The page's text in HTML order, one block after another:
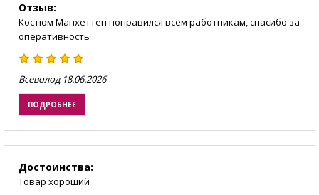
Отзыв:
Костюм Манхеттен понравился всем работникам, спасибо за
оперативность
Всеволод 18.06.2026
ПОДРОБНЕЕ
Достоинства:
Товар хороший